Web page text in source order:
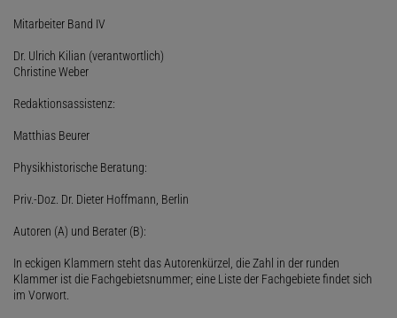
Mitarbeiter Band IV
Dr. Ulrich Kilian (verantwortlich)
Christine Weber
Redaktionsassistenz:
Matthias Beurer
Physikhistorische Beratung:
Priv.-Doz. Dr. Dieter Hoffmann, Berlin
Autoren (A) und Berater (B):
In eckigen Klammern steht das Autorenkürzel, die Zahl in der runden
Klammer ist die Fachgebietsnummer; eine Liste der Fachgebiete findet sich
im Vorwort.